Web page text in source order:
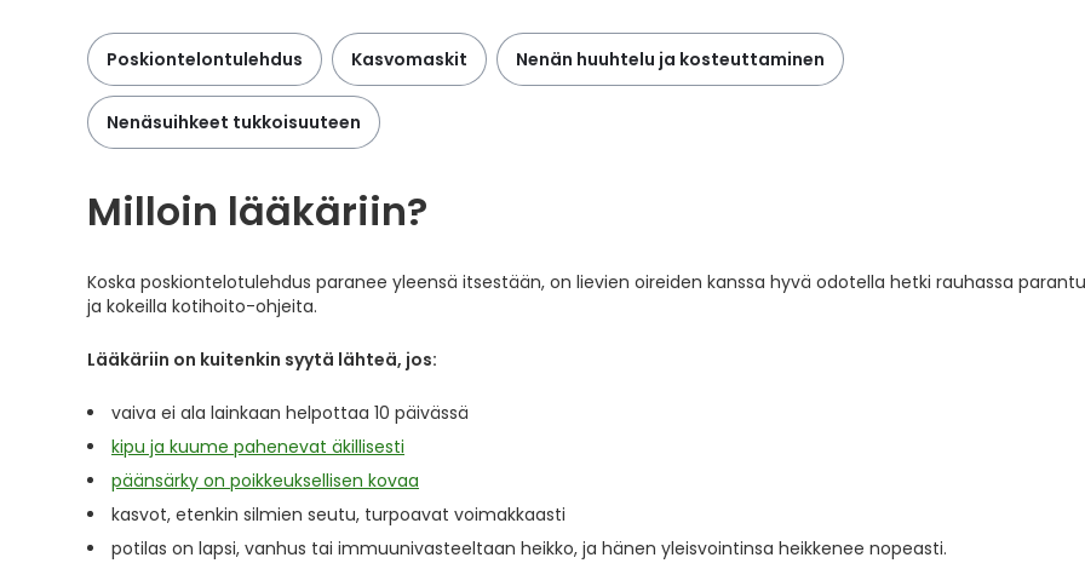
Poskiontelontulehdus Kasvomaskit Nenän huuhtelu ja kosteuttaminen
Nenäsuihkeet tukkoisuuteen
Milloin lääkäriin?
Koska poskiontelotulehdus paranee yleensä itsestään, on lievien oireiden kanssa hyvä odotella hetki rauhassa
ja kokeilla kotihoito-ohjeita.
Lääkäriin on kuitenkin syytä lähteä, jos:
vaiva ei ala lainkaan helpottaa 10 päivässä
kipu ja kuume pahenevat äkillisesti
päänsärky on poikkeuksellisen kovaa
kasvot, etenkin silmien seutu, turpoavat voimakkaasti
potilas on lapsi, vanhus tai immuunivasteeltaan heikko, ja hänen yleisvointinsa heikkenee nopeasti.